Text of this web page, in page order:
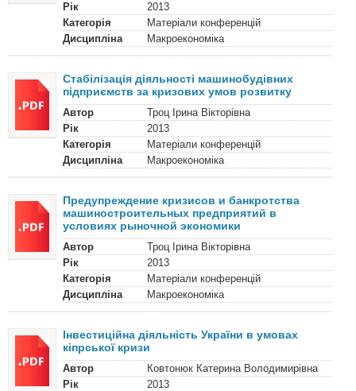
Рік
2013
Категорія
Матеріали конференцій
Дисципліна
Макроекономіка
Стабілізація діяльності машинобудівних
підприємств за кризових умов розвитку
Автор
Троц Ірина Вікторівна
Рік
2013
Категорія
Матеріали конференцій
Дисципліна
Макроекономіка
Предупреждение кризисов и банкротства
машиностроительных предприятий в
условиях рыночной экономики
Автор
Троц Ірина Вікторівна
Рік
2013
Категорія
Матеріали конференцій
Дисципліна
Макроекономіка
Інвестиційна діяльність України в умовах
кіпрської кризи
Автор
Ковтонюк Катерина Володимирівна
Рік
2013